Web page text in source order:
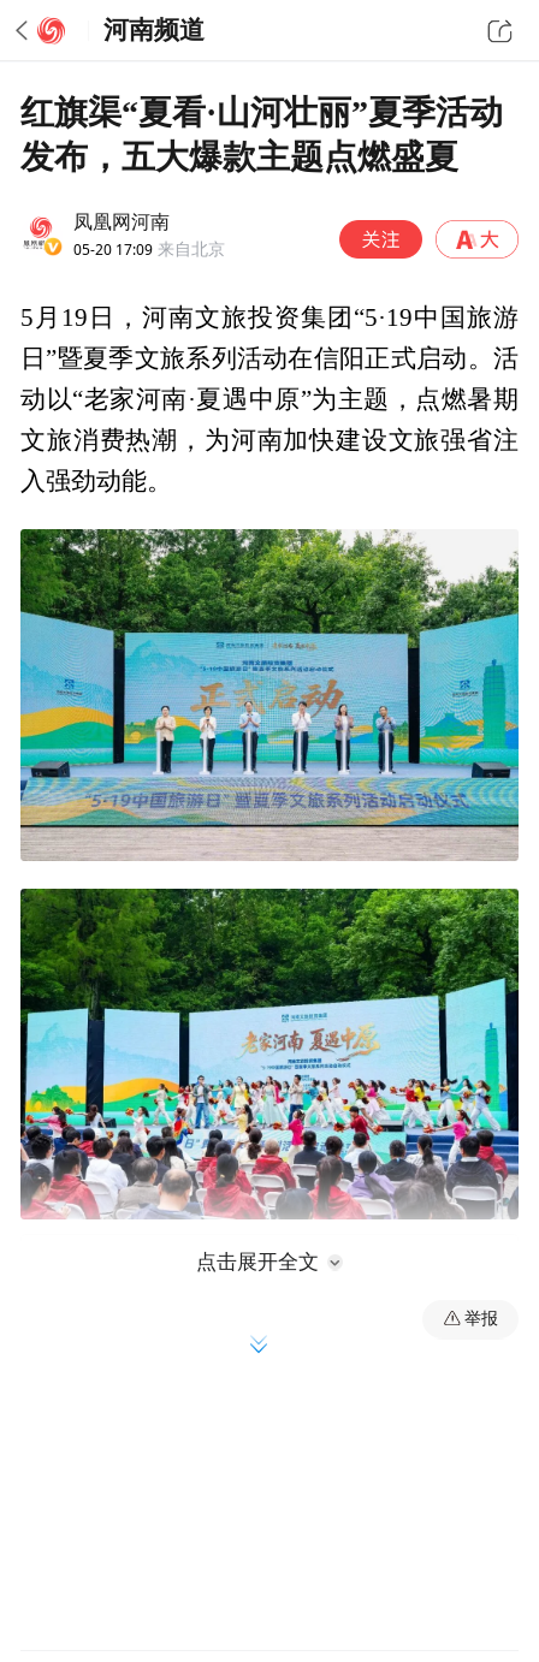
河南频道
红旗渠“夏看·山河壮丽”夏季活动
发布，五大爆款主题点燃盛夏
凤凰网河南
05-20 17:09 来自北京
5月19日，河南文旅投资集团“5·19中国旅游
日”暨夏季文旅系列活动在信阳正式启动。活
动以“老家河南·夏遇中原”为主题，点燃暑期
文旅消费热潮，为河南加快建设文旅强省注
入强劲动能。
点击展开全文
举报